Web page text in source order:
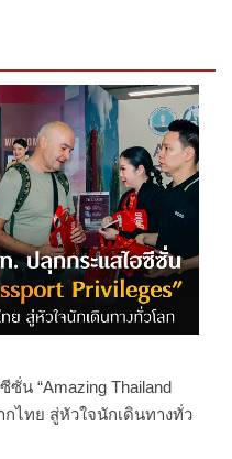
น “Amazing Thailand
กไทย สู่หัวใจนักเดินทางทั่ว